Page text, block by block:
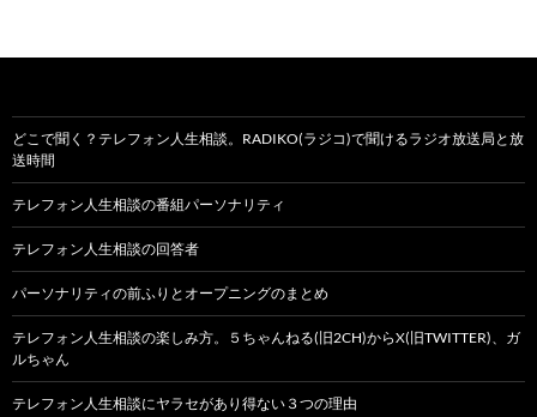
どこで聞く？テレフォン人生相談。RADIKO(ラジコ)で聞けるラジオ放送局と放
送時間
テレフォン人生相談の番組パーソナリティ
テレフォン人生相談の回答者
パーソナリティの前ふりとオープニングのまとめ
テレフォン人生相談の楽しみ方。５ちゃんねる(旧2CH)からX(旧TWITTER)、ガ
ルちゃん
テレフォン人生相談にヤラセがあり得ない３つの理由